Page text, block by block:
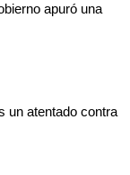
apuró una
un atentado contra